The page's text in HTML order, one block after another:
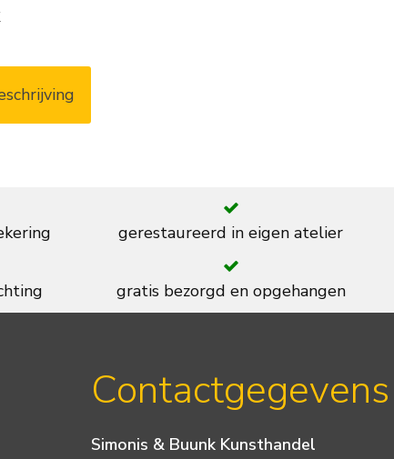
gerestaureerd in eigen atelier
gratis bezorgd en opgehangen
Contactgegevens
Simonis & Buunk Kunsthandel